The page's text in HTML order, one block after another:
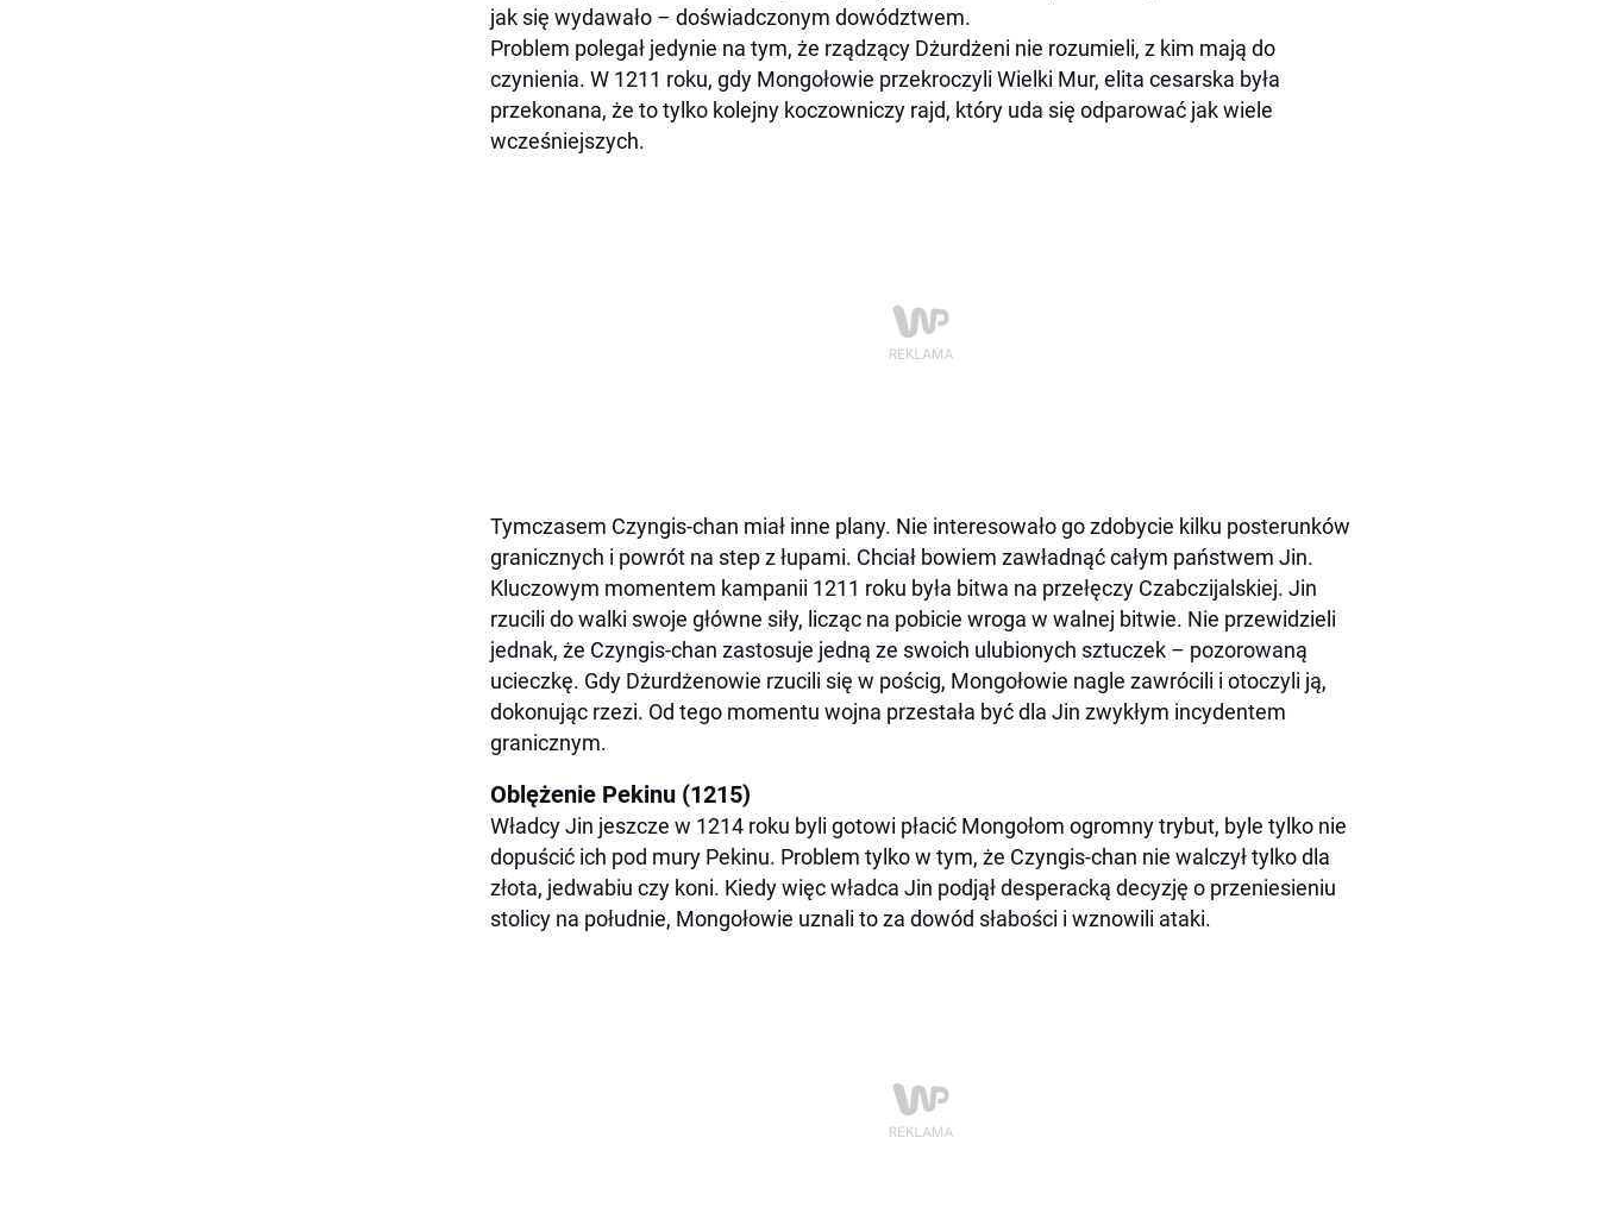
jak się wydawało – doświadczonym dowództwem.
Problem polegał jedynie na tym, że rządzący Dżurdżeni nie rozumieli, z kim mają do
czynienia. W 1211 roku, gdy Mongołowie przekroczyli Wielki Mur, elita cesarska była
przekonana, że to tylko kolejny koczowniczy rajd, który uda się odparować jak wiele
wcześniejszych.
Tymczasem Czyngis-chan miał inne plany. Nie interesowało go zdobycie kilku posterunków
granicznych i powrót na step z łupami. Chciał bowiem zawładnąć całym państwem Jin.
Kluczowym momentem kampanii 1211 roku była bitwa na przełęczy Czabczijalskiej. Jin
rzucili do walki swoje główne siły, licząc na pobicie wroga w walnej bitwie. Nie przewidzieli
jednak, że Czyngis-chan zastosuje jedną ze swoich ulubionych sztuczek – pozorowaną
ucieczkę. Gdy Dżurdżenowie rzucili się w pościg, Mongołowie nagle zawrócili i otoczyli ją,
dokonując rzezi. Od tego momentu wojna przestała być dla Jin zwykłym incydentem
granicznym.
Oblężenie Pekinu (1215)
Władcy Jin jeszcze w 1214 roku byli gotowi płacić Mongołom ogromny trybut, byle tylko nie
dopuścić ich pod mury Pekinu. Problem tylko w tym, że Czyngis-chan nie walczył tylko dla
złota, jedwabiu czy koni. Kiedy więc władca Jin podjął desperacką decyzję o przeniesieniu
stolicy na południe, Mongołowie uznali to za dowód słabości i wznowili ataki.